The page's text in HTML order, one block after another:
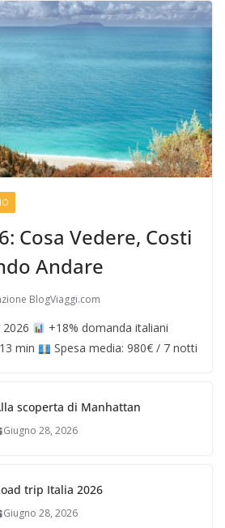
Cosa Vedere, Costi
Andare
BlogViaggi.com
+18% domanda italiani
min
Spesa media: 980€ / 7 notti
scoperta di Manhattan
Giugno 28, 2026
trip Italia 2026
Giugno 28, 2026